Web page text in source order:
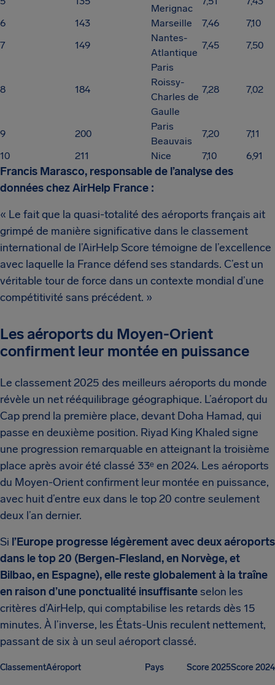
Merignac
6
143 Marseille 7,46
7,10
7
149
Nantes-
Atlantique
7,45 7,50
8 184
Paris
Roissy-
Charles de
Gaulle
7,28 7,02
9 200
Paris
Beauvais
7,20
7,11
10
211 Nice 7,10 6,91
Francis Marasco, responsable de l’analyse des
données chez AirHelp France :
« Le fait que la quasi-totalité des aéroports français ait
grimpé de manière significative dans le classement
international de l’AirHelp Score témoigne de l’excellence
avec laquelle la France défend ses standards. C’est un
véritable tour de force dans un contexte mondial d’une
compétitivité sans précédent. »
Les aéroports du Moyen-Orient
confirment leur montée en puissance
Le classement 2025 des meilleurs aéroports du monde
révèle un net rééquilibrage géographique. L’aéroport du
Cap prend la première place, devant Doha Hamad, qui
passe en deuxième position. Riyad King Khaled signe
une progression remarquable en atteignant la troisième
place après avoir été classé 33ᵉ en 2024. Les aéroports
du Moyen-Orient confirment leur montée en puissance,
avec huit d’entre eux dans le top 20 contre seulement
deux l’an dernier.
Si l’Europe progresse légèrement avec deux aéroports
dans le top 20 (Bergen-Flesland, en Norvège, et
Bilbao, en Espagne), elle reste globalement à la traîne
en raison d’une ponctualité insuffisanteselon les
critères d’AirHelp, qui comptabilise les retards dès 15
minutes. À l’inverse, les États-Unis reculent nettement,
passant de six à un seul aéroport classé.
ClassementAéroport Pays Score 2025Score 2024